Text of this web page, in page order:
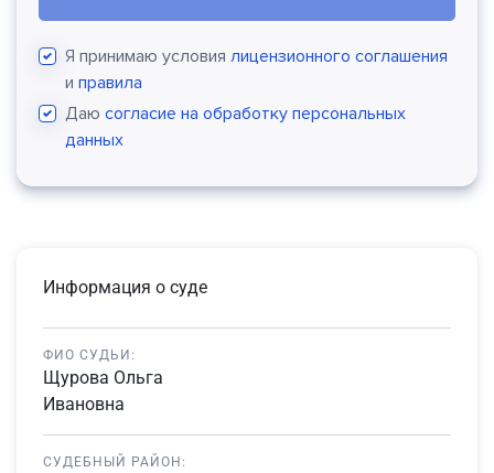
Я принимаю условия лицензионного соглашения
и правила
Даю согласие на обработку персональных
данных
Информация о суде
ФИО СУДЬИ:
Щурова Ольга
Ивановна
СУДЕБНЫЙ РАЙОН: